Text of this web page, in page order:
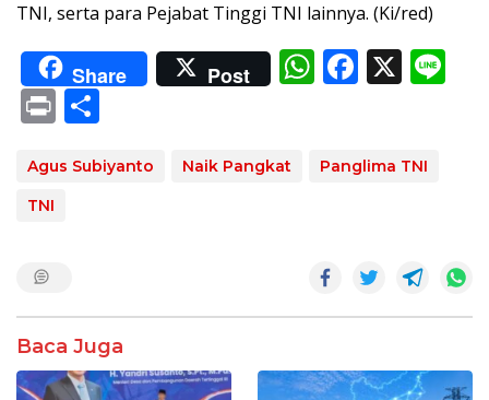
TNI, serta para Pejabat Tinggi TNI lainnya. (Ki/red)
Share Post W
s
p
F
b
k
X
Pr
t ar
Agus Subiyanto Naik Pangkat
Panglima TNI
TNI
Baca Juga